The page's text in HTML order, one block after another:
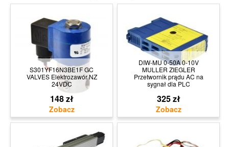
S301YF16N3BE1F GC
VALVES Elektrozawór NZ
24VDC
148 zł
DIW-MU 0-50A 0-10V
MULLER ZIEGLER
Przetwornik prądu AC na
sygnał dla PLC
325 zł